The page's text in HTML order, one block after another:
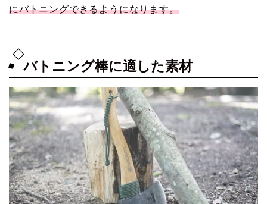
にバトニングできるようになります。
バトニング棒に適した素材